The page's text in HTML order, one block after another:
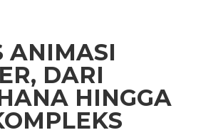
ANIMASI
DARI
HINGGA